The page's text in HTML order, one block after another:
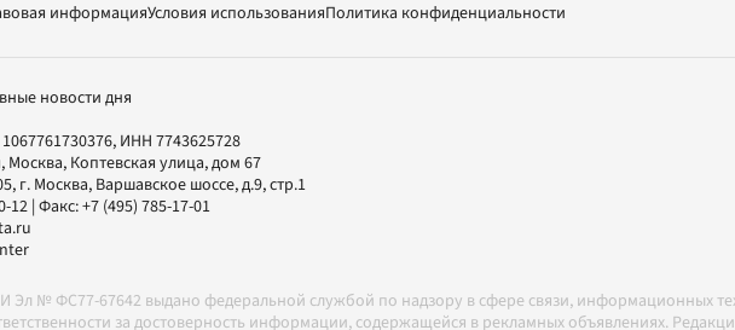
информацияУсловия использованияПолитика конфиденциальности
новости дня
ИНН 7743625728
Москва, Коптевская улица, дом 67
, г. Москва, Варшавское шоссе, д.9, стр.1
12 | Факс:+7 (495) 785-17-01
Эл № ФС77-67642 выдано федеральной службой по надзору в сфере связи, информационных
за достоверность информации, содержащейся в рекламных объявлениях.